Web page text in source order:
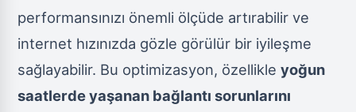
performansınızı önemli ölçüde artırabilir ve
internet hızınızda gözle görülür bir iyileşme
sağlayabilir. Bu optimizasyon, özellikleyoğun
saatlerde yaşanan bağlantı sorunlarını